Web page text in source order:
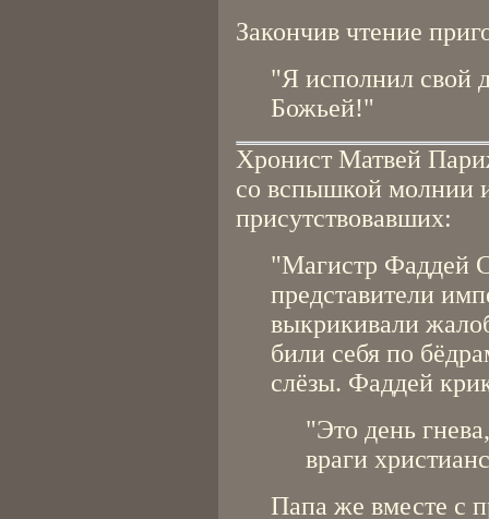
Закончив чтение
"Я исполнил свой
Божьей!"
Хронист Матвей
со вспышкой молнии
присутствовавших:
"Магистр Фаддей
представители
выкрикивали
били себя по
слёзы. Фаддей
"Это день
враги
Папа же вместе с